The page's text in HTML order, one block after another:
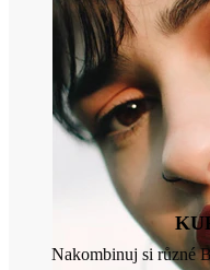
Nakombinuj si různé